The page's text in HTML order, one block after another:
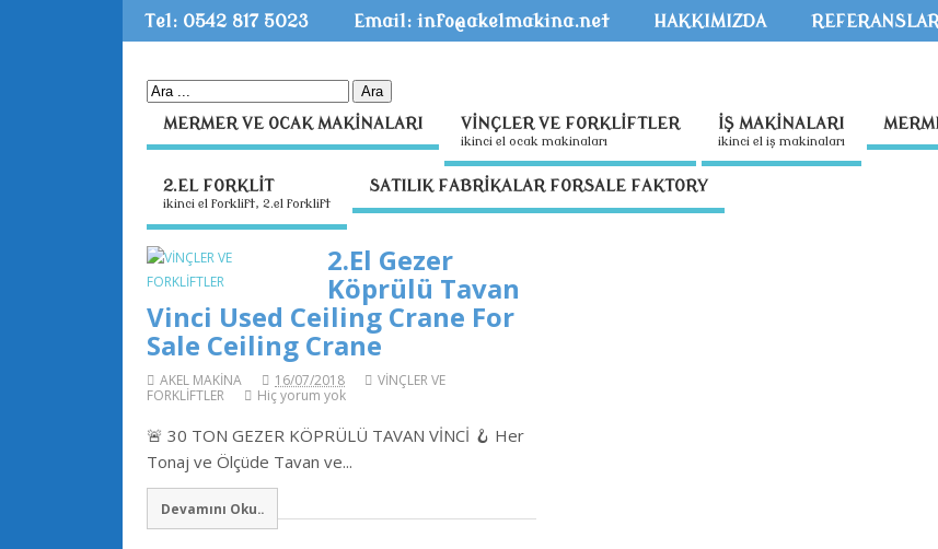
Tel: 0542 817 5023 Email: info@akelmakina.net HAKKIMIZDA
MERMER VE OCAK MAKİNALARI VİNÇLER VE FORKLİFTLER
i̇ki̇nci̇ el ocak maki̇nalari
İŞ MAKİNALARI
i̇ki̇nci̇ el i̇ş maki̇nalari
2.EL FORKLİT
ikinci el forklift, 2.el forklift
SATILIK FABRİKALAR FORSALE FAKTORY
2.El Gezer
Köprülü Tavan
Vinci Used Ceiling Crane For
Sale Ceiling Crane
AKEL MAKİNA 16/07/2018
VİNÇLER VE
FORKLİFTLER
Hiç yorum yok
🚨 30 TON GEZER KÖPRÜLÜ TAVAN VİNCİ 🪝 Her
Tonaj ve Ölçüde Tavan ve...
Devamını Oku..